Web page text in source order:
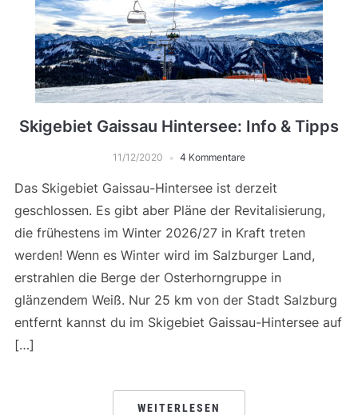
Skigebiet Gaissau Hintersee: Info & Tipps
11/12/2020 4 Kommentare
Das Skigebiet Gaissau-Hintersee ist derzeit
geschlossen. Es gibt aber Pläne der Revitalisierung,
die frühestens im Winter 2026/27 in Kraft treten
werden! Wenn es Winter wird im Salzburger Land,
erstrahlen die Berge der Osterhorngruppe in
glänzendem Weiß. Nur 25 km von der Stadt Salzburg
entfernt kannst du im Skigebiet Gaissau-Hintersee auf
[…]
WEITERLESEN